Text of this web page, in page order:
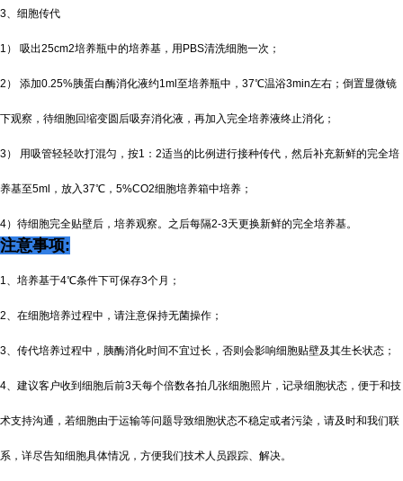
3、细胞传代
1） 吸出25cm2培养瓶中的培养基，用PBS清洗细胞一次；
2） 添加0.25%胰蛋白酶消化液约1ml至培养瓶中，37℃温浴3min左右；倒置显微镜
下观察，待细胞回缩变圆后吸弃消化液，再加入完全培养液终止消化；
3） 用吸管轻轻吹打混匀，按1：2适当的比例进行接种传代，然后补充新鲜的完全培
养基至5ml，放入37℃，5%CO2细胞培养箱中培养；
4）待细胞完全贴壁后，培养观察。之后每隔2-3天更换新鲜的完全培养基。
注意事项:
1、培养基于4℃条件下可保存3个月；
2、在细胞培养过程中，请注意保持无菌操作；
3、传代培养过程中，胰酶消化时间不宜过长，否则会影响细胞贴壁及其生长状态；
4、建议客户收到细胞后前3天每个倍数各拍几张细胞照片，记录细胞状态，便于和技
术支持沟通，若细胞由于运输等问题导致细胞状态不稳定或者污染，请及时和我们联
系，详尽告知细胞具体情况，方便我们技术人员跟踪、解决。